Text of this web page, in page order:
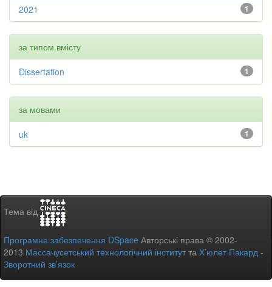
1
2021
за типом вмісту
1
Dissertation
за мовами
1
uk
Тема від
Програмне забезпечення DSpace Авторські права © 2002-
2013 Массачусетський технологічний інститутта Х’юлет Пакард -
Зворотний зв’язок